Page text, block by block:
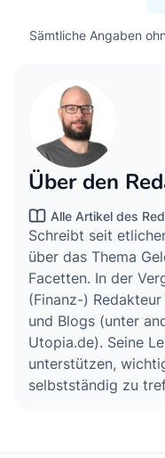
Sämtliche Angaben
Über den
Alle Artikel des
Schreibt seit
über das Thema
Facetten. In der
(Finanz-)
und Blogs (unter
Utopia.de). Seine
unterstützen,
selbstständig zu